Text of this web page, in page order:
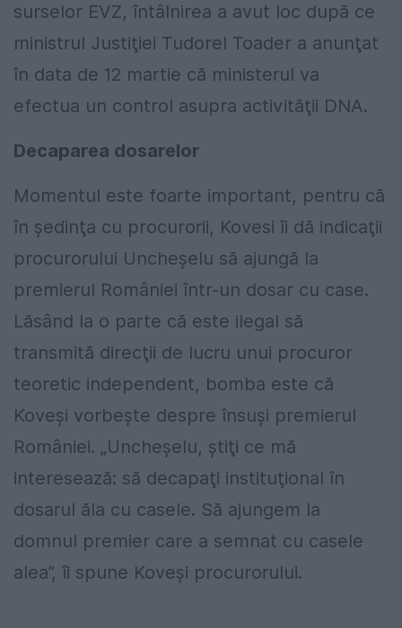
surselor EVZ, întâlnirea a avut loc după ce
ministrul Justiţiei Tudorel Toader a anunţat
în data de 12 martie că ministerul va
efectua un control asupra activităţii DNA.
Decaparea dosarelor
Momentul este foarte important, pentru că
în şedinţa cu procurorii, Kovesi îi dă indicaţii
procurorului Uncheşelu să ajungă la
premierul României într-un dosar cu case.
Lăsând la o parte că este ilegal să
transmită direcţii de lucru unui procuror
teoretic independent, bomba este că
Koveşi vorbeşte despre însuşi premierul
României. „Uncheşelu, ştiţi ce mă
interesează: să decapaţi instituţional în
dosarul ăla cu casele. Să ajungem la
domnul premier care a semnat cu casele
alea”, îi spune Koveşi procurorului.